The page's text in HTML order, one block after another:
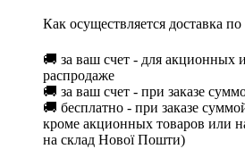
Как осуществляется доставка по
🚚 за ваш счет - для акционных
распродаже
🚚 за ваш счет - при заказе
🚚 бесплатно - при заказе
кроме акционных товаров или
на склад Нової Пошти)